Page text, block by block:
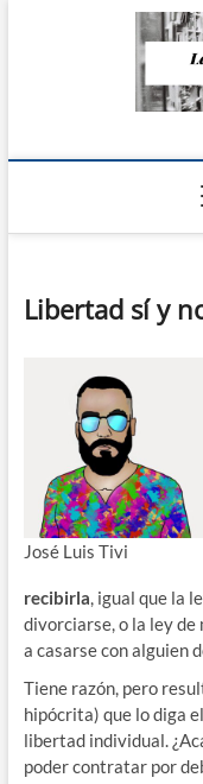
Libertad sí y
José Luis Tivi
recibirla, igual que la
divorciarse, o la ley de
a casarse con alguien
Tiene razón, pero
hipócrita) que lo diga
libertad individual.
poder contratar por